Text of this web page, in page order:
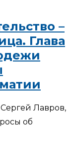
–
Глава
Лавров,
об